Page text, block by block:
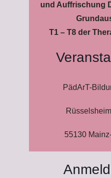
und Auffrischung
T1 – T8 der
PädArT-
55130